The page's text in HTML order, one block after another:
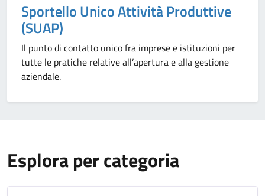
Sportello Unico Attività Produttive
(SUAP)
Il punto di contatto unico fra imprese e istituzioni per
tutte le pratiche relative all’apertura e alla gestione
aziendale.
Esplora per categoria